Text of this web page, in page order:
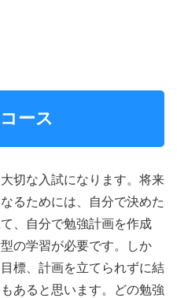
ース
切な入試になります。将来
るためには、自分で決めた
、自分で勉強計画を作成
の学習が必要です。しか
標、計画を立てられずに結
あると思います。どの勉強